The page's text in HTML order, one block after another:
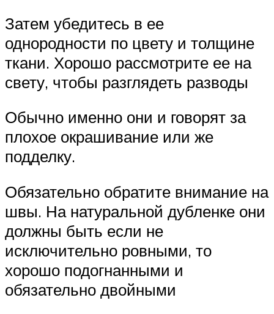
Затем убедитесь в ее
однородности по цвету и толщине
ткани. Хорошо рассмотрите ее на
свету, чтобы разглядеть разводы
Обычно именно они и говорят за
плохое окрашивание или же
подделку.
Обязательно обратите внимание на
швы. На натуральной дубленке они
должны быть если не
исключительно ровными, то
хорошо подогнанными и
обязательно двойными